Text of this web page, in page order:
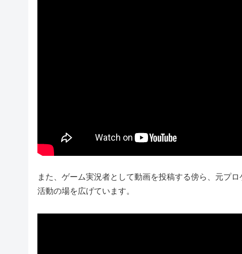
また、ゲーム実況者として動画を投稿する傍ら、元プ
活動の場を広げています。